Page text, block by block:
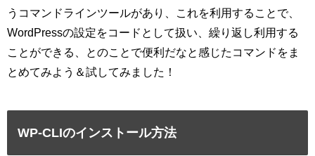
うコマンドラインツールがあり、これを利用することで、
WordPressの設定をコードとして扱い、繰り返し利用する
ことができる、とのことで便利だなと感じたコマンドをま
とめてみよう＆試してみました！
WP-CLIのインストール方法